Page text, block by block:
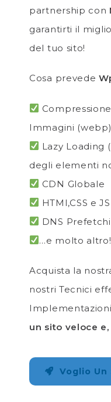
partnership con
garantirti il
del tuo sito!
Cosa prevede
Immagini (webp)
Lazy Loading
degli elementi
CDN Globale
HTMl,CSS e
DNS
…e molto altro!
Acquista la
nostri Tecnici
un sito veloce
Voglio Un